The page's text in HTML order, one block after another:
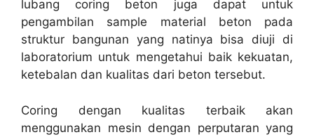
lubang coring beton juga dapat untuk
pengambilan sample material beton pada
struktur bangunan yang natinya bisa diuji di
laboratorium untuk mengetahui baik kekuatan,
ketebalan dan kualitas dari beton tersebut.
Coring dengan kualitas terbaik akan
menggunakan mesin dengan perputaran yang